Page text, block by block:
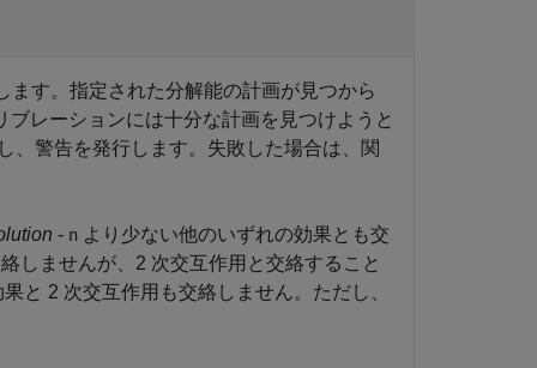
す。指定された分解能の計画が見つから
レーションには十分な計画を見つけようと
、警告を発行します。失敗した場合は、関
- n より少ない他のいずれの効果とも交
しませんが、2 次交互作用と交絡すること
と 2 次交互作用も交絡しません。ただし、